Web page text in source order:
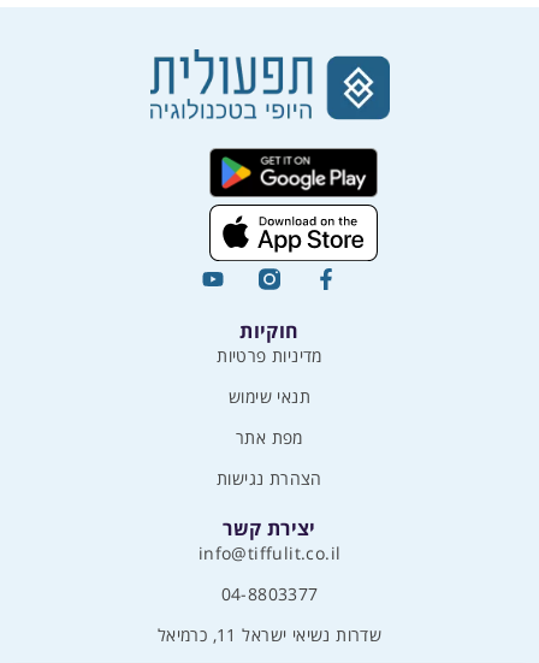
חוקיות
מדיניות פרטיות
תנאי שימוש
מפת אתר
הצהרת נגישות
יצירת קשר
info@tiffulit.co.il
04-8803377
שדרות נשיאי ישראל 11, כרמיאל